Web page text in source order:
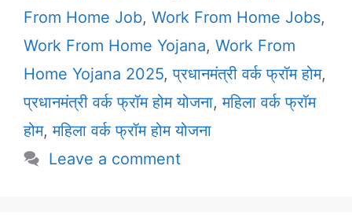
From Home Job, Work From Home Jobs,
Work From Home Yojana, Work From
Home Yojana 2025,प्रधानमंत्री वर्क फ्रॉम होम,
प्रधानमंत्री वर्क फ्रॉम होम योजना,महिला वर्क फ्रॉम
होम,महिला वर्क फ्रॉम होम योजना
Leave a comment